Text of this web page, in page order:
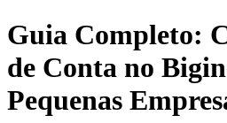
Guia Completo:
de Conta no
Pequenas